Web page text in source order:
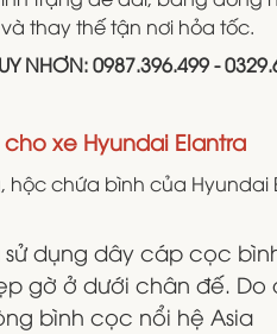
thay thế tận nơi hỏa tốc.
NHƠN: 0987.396.499 -
xe Hyundai Elantra
chứa bình của
sử dụng dây cáp cọc
gờ ở dưới chân đế.
bình cọc nổi hệ Asia